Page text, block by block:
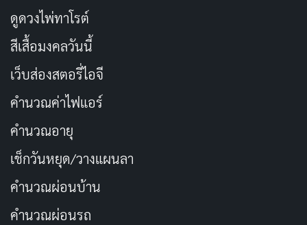
ดูดวงไพ่ทาโรต์
สีเสื้อมงคลวันนี้
เว็บส่องสตอรี่ไอจี
คำนวณค่าไฟแอร์
คำนวณอายุ
เช็กวันหยุด/วางแผนลา
คำนวณผ่อนบ้าน
คำนวณผ่อนรถ